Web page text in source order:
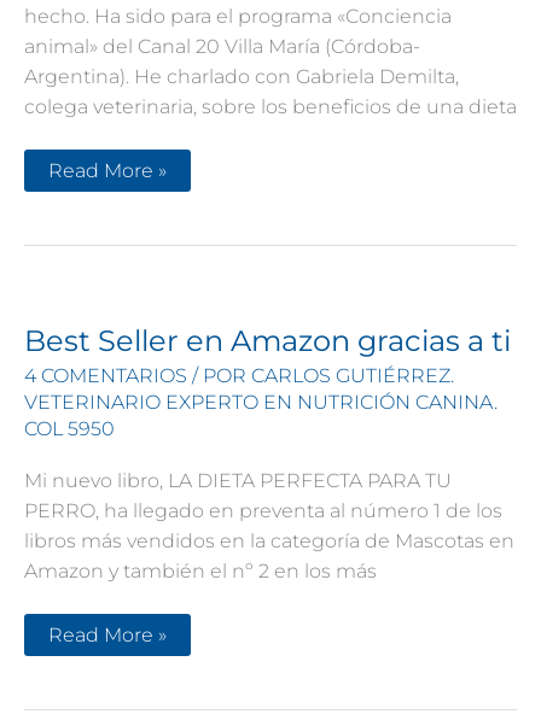
hecho. Ha sido para el programa «Conciencia
animal» del Canal 20 Villa María (Córdoba-
Argentina). He charlado con Gabriela Demilta,
colega veterinaria, sobre los beneficios de una dieta
Me
entrevistan
programa
Read More »
Best Seller en Amazon gracias a ti
4 COMENTARIOS / POR CARLOS GUTIÉRREZ.
VETERINARIO EXPERTO EN NUTRICIÓN CANINA.
COL 5950
Mi nuevo libro, LA DIETA PERFECTA PARA TU
PERRO, ha llegado en preventa al número 1 de los
libros más vendidos en la categoría de Mascotas en
Amazon y también el nº 2 en los más
Best
Seller
gracias
Read More »